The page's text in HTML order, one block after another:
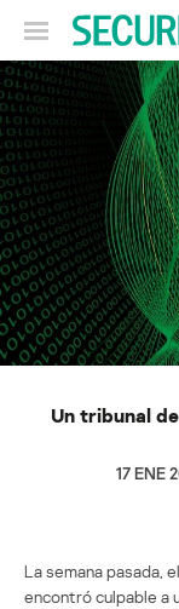
Un tribunal
17 ENE
La semana pasada,
encontró culpable a